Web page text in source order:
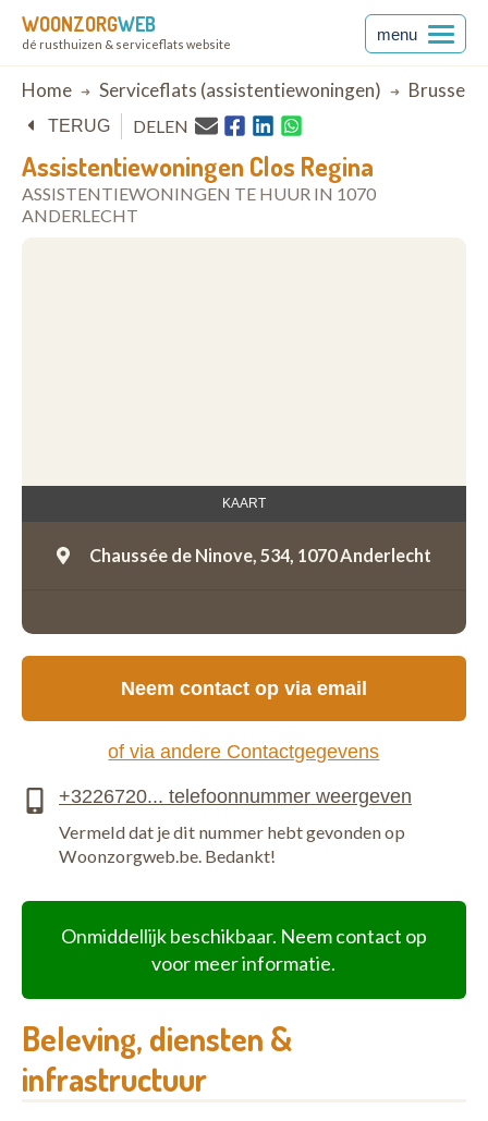
WOONZORGWEB
dé rusthuizen & serviceflats website
menu
Breadcrumb
Home Serviceflats (assistentiewoningen) Brussel
Assistentiewoningen Clos Regina
ASSISTENTIEWONINGEN TE HUUR IN 1070
ANDERLECHT
TERUG DELEN
KAART
Chaussée de Ninove, 534, 1070 Anderlecht
Onmiddellijk beschikbaar. Neem contact op
voor meer informatie.
Beleving, diensten &
infrastructuur
Neem contact op via email
of via andere Contactgegevens
Vermeld dat je dit nummer hebt gevonden op
Woonzorgweb.be. Bedankt!